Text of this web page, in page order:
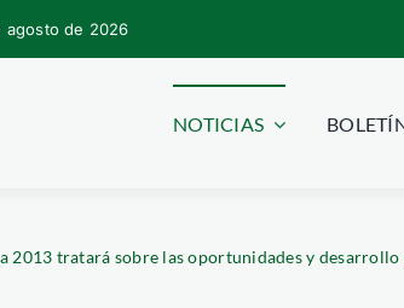
agosto de 2026
NOTICIAS
2013 tratará sobre las oportunidades y desarrollo